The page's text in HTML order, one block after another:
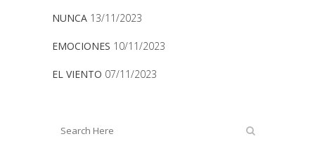
NUNCA 13/11/2023
EMOCIONES 10/11/2023
EL VIENTO 07/11/2023